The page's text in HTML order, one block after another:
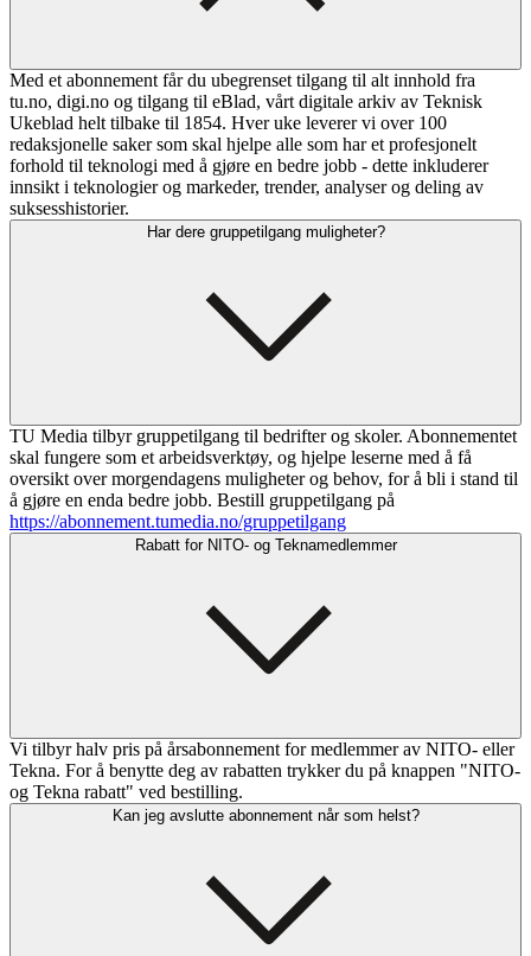
Med et abonnement får du ubegrenset tilgang til alt innhold fra
tu.no, digi.no og tilgang til eBlad, vårt digitale arkiv av Teknisk
Ukeblad helt tilbake til 1854. Hver uke leverer vi over 100
redaksjonelle saker som skal hjelpe alle som har et profesjonelt
forhold til teknologi med å gjøre en bedre jobb - dette inkluderer
innsikt i teknologier og markeder, trender, analyser og deling av
suksesshistorier.
Har dere gruppetilgang muligheter?
TU Media tilbyr gruppetilgang til bedrifter og skoler. Abonnementet
skal fungere som et arbeidsverktøy, og hjelpe leserne med å få
oversikt over morgendagens muligheter og behov, for å bli i stand til
å gjøre en enda bedre jobb. Bestill gruppetilgang på
https://abonnement.tumedia.no/gruppetilgang
Rabatt for NITO- og Teknamedlemmer
Vi tilbyr halv pris på årsabonnement for medlemmer av NITO- eller
Tekna. For å benytte deg av rabatten trykker du på knappen "NITO-
og Tekna rabatt" ved bestilling.
Kan jeg avslutte abonnement når som helst?